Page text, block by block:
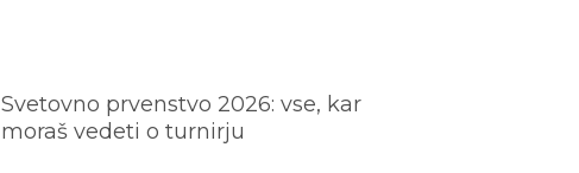
Svetovno prvenstvo 2026: vse, kar
moraš vedeti o turnirju